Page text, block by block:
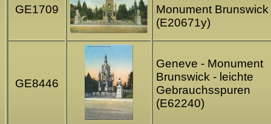
GE1709
Monument Brunswick
(E20671y)
GE8446
Geneve - Monument
Brunswick - leichte
Gebrauchsspuren
(E62240)